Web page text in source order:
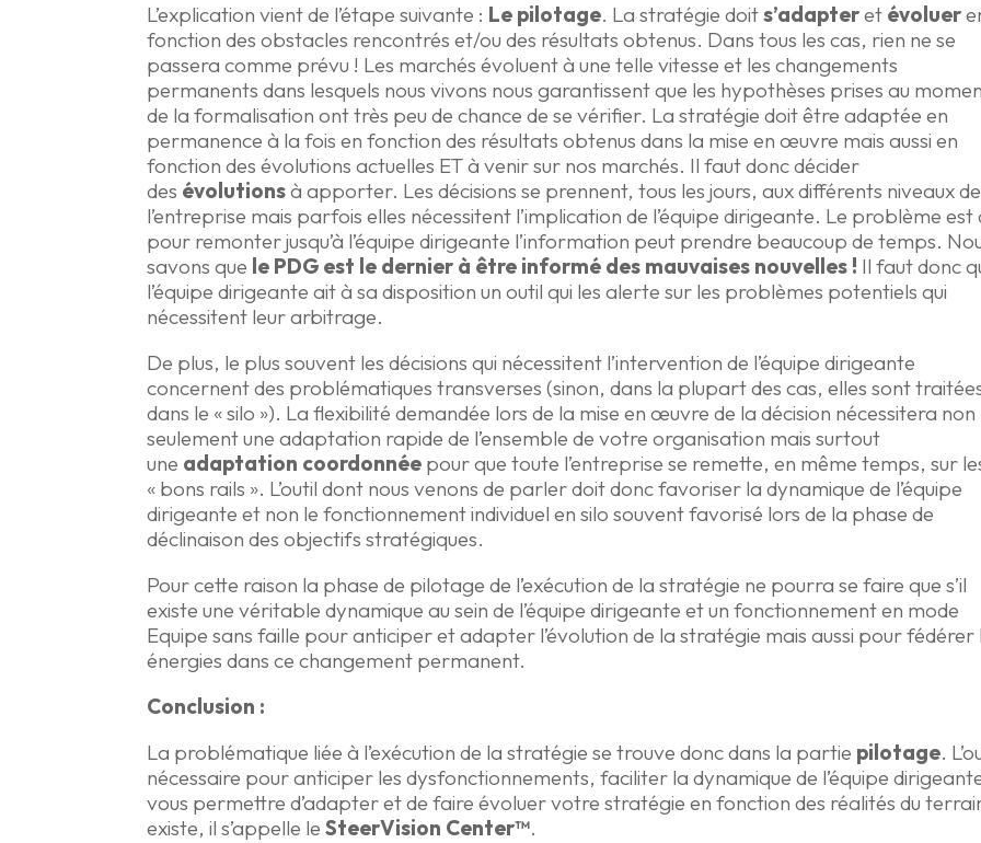
L’explication vient de l’étape suivante : Le pilotage. La stratégie doits’adapteret évoluer
fonction des obstacles rencontrés et/ou des résultats obtenus. Dans tous les cas, rien ne se
passera comme prévu ! Les marchés évoluent à une telle vitesse et les changements
permanents dans lesquels nous vivons nous garantissent que les hypothèses prises au
de la formalisation ont très peu de chance de se vérifier. La stratégie doit être adaptée en
permanence à la fois en fonction des résultats obtenus dans la mise en œuvre mais aussi en
fonction des évolutions actuelles ET à venir sur nos marchés. Il faut donc décider
des évolutionsà apporter. Les décisions se prennent, tous les jours, aux différents niveaux de
l’entreprise mais parfois elles nécessitent l’implication de l’équipe dirigeante. Le problème est
pour remonter jusqu’à l’équipe dirigeante l’information peut prendre beaucoup de temps.
savons que le PDG est le dernier à être informé des mauvaises nouvelles ! Il faut donc
l’équipe dirigeante ait à sa disposition un outil qui les alerte sur les problèmes potentiels qui
nécessitent leur arbitrage.
De plus, le plus souvent les décisions qui nécessitent l’intervention de l’équipe dirigeante
concernent des problématiques transverses (sinon, dans la plupart des cas, elles sont
dans le « silo »). La flexibilité demandée lors de la mise en œuvre de la décision nécessitera non
seulement une adaptation rapide de l’ensemble de votre organisation mais surtout
une adaptation coordonnée pour que toute l’entreprise se remette, en même temps, sur
« bons rails ». L’outil dont nous venons de parler doit donc favoriser la dynamique de l’équipe
dirigeante et non le fonctionnement individuel en silo souvent favorisé lors de la phase de
déclinaison des objectifs stratégiques.
Pour cette raison la phase de pilotage de l’exécution de la stratégie ne pourra se faire que s’il
existe une véritable dynamique au sein de l’équipe dirigeante et un fonctionnement en mode
Equipe sans faille pour anticiper et adapter l’évolution de la stratégie mais aussi pour fédérer
énergies dans ce changement permanent.
Conclusion :
La problématique liée à l’exécution de la stratégie se trouve donc dans la partie pilotage.
nécessaire pour anticiper les dysfonctionnements, faciliter la dynamique de l’équipe
vous permettre d’adapter et de faire évoluer votre stratégie en fonction des réalités du
existe, il s’appelle le SteerVision Center™.